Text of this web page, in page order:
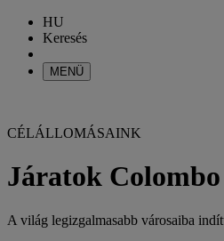
HU
Keresés
MENÜ
CÉLÁLLOMÁSAINK
Járatok
A világ legizgalmasabb városaiba